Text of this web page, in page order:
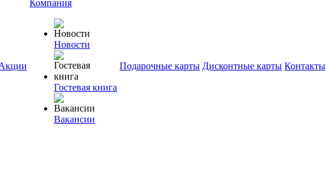
Компания
Новости
Гостевая книга
Вакансии
Подарочные карты Дисконтные карты Контакты